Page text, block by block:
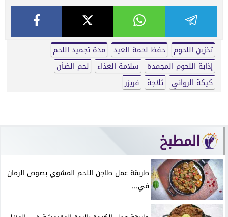
تخزين اللحوم حفظ لحمة العيد
مدة تجميد اللحم
إذابة اللحوم المجمدة
سلامة الغذاء
لحم الضأن
كيكة الرواني
ثلاجة فريزر
المطبخ
طريقة عمل طاجن اللحم المشوي بصوص الرمان
في...